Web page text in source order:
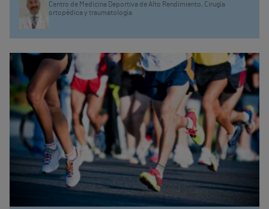
Centro de Medicina Deportiva de Alto Rendimiento, Cirugía
ortopédica y traumatología